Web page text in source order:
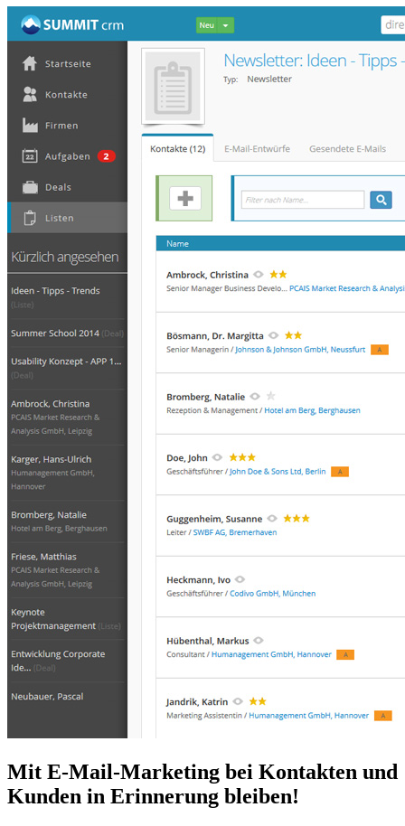
Mit E-Mail-Marketing bei Kontakten und
Kunden in Erinnerung bleiben!